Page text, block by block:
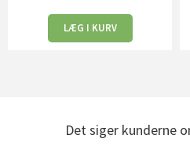
LÆG I KURV
Det siger kunderne